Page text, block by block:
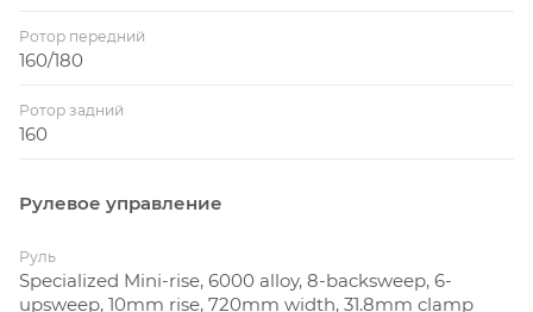
Ротор передний
160/180
Ротор задний
160
Рулевое управление
Руль
Specialized Mini-rise, 6000 alloy, 8-backsweep, 6-
upsweep, 10mm rise, 720mm width, 31.8mm clamp